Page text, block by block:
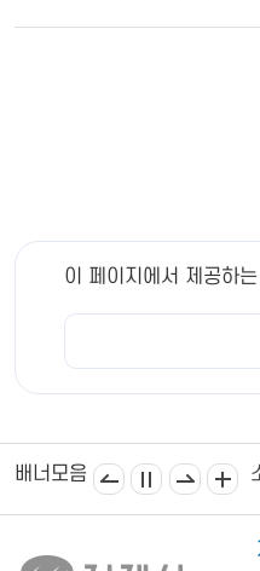
이 페이지에서 제공하
배너모음
상공회의소 김제시의회